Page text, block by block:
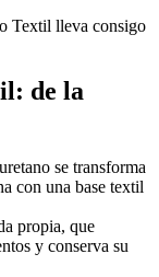
Textil lleva consigo
de la
se transforma
con una base textil
propia, que
y conserva su